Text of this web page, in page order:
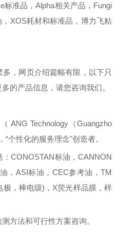
标准品，Alpha相关产品，Fungi
XOS耗材和标准品，博力飞粘
，网页介绍篇幅有限，以下只
的产品信息，请您咨询我们。
ANG Technology（Guangzho
个性化的服务理念"创造者。
：CONOSTAN标油，CANNON
，ASI标油，CEC参考油，TM
，棒电级)，X荧光样品膜，样
方法和可行性方案咨询。